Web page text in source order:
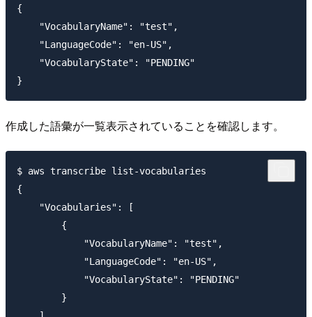
{
    "VocabularyName": "test",
    "LanguageCode": "en-US",
    "VocabularyState": "PENDING"
作成した語彙が一覧表示されていることを確認します。
$ aws transcribe list-vocabularies
{
    "Vocabularies": [
        {
            "VocabularyName": "test",
            "LanguageCode": "en-US",
            "VocabularyState": "PENDING"
        }